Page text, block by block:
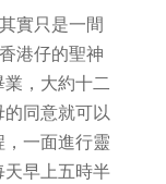
實只是一間
港仔的聖神
，大約十二
同意就可以
一面進行靈
早上五時半